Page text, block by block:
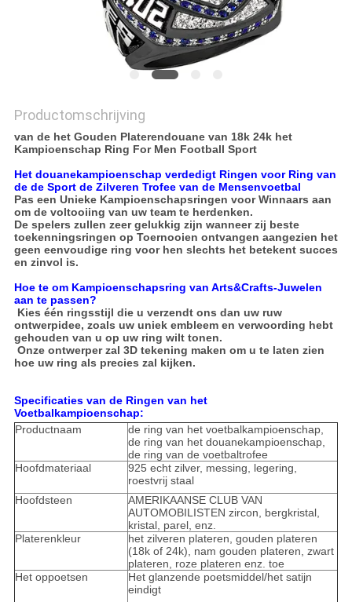
Productomschrijving
van de het Gouden Platerendouane van 18k 24k het
Kampioenschap Ring For Men Football Sport
Het douanekampioenschap verdedigt Ringen voor Ring van
de de Sport de Zilveren Trofee van de Mensenvoetbal
Pas een Unieke Kampioenschapsringen voor Winnaars aan
om de voltooiing van uw team te herdenken.
De spelers zullen zeer gelukkig zijn wanneer zij beste
toekenningsringen op Toernooien ontvangen aangezien het
geen eenvoudige ring voor hen slechts het betekent succes
en zinvol is.
Hoe te om Kampioenschapsring van Arts&Crafts-Juwelen
aan te passen?
Kies één ringsstijl die u verzendt ons dan uw ruw
ontwerpidee, zoals uw uniek embleem en verwoording hebt
gehouden van u op uw ring wilt tonen.
Onze ontwerper zal 3D tekening maken om u te laten zien
hoe uw ring als precies zal kijken.
Specificaties van de Ringen van het
Voetbalkampioenschap:
Productnaam
de ring van het voetbalkampioenschap,
de ring van het douanekampioenschap,
de ring van de voetbaltrofee
Hoofdmateriaal
925 echt zilver, messing, legering,
roestvrij staal
Hoofdsteen
AMERIKAANSE CLUB VAN
AUTOMOBILISTEN zircon, bergkristal,
kristal, parel, enz.
Platerenkleur
het zilveren plateren, gouden plateren
(18k of 24k), nam gouden plateren, zwart
plateren, roze plateren enz. toe
Het oppoetsen
Het glanzende poetsmiddel/het satijn
eindigt